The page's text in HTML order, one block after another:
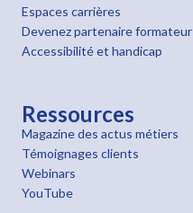
Espaces carrières
Devenez partenaire formateur
Accessibilité et handicap
Ressources
Magazine des actus métiers
Témoignages clients
Webinars
YouTube